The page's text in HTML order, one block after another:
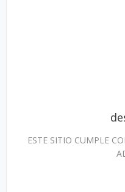
ESTE SITIO CUMPLE